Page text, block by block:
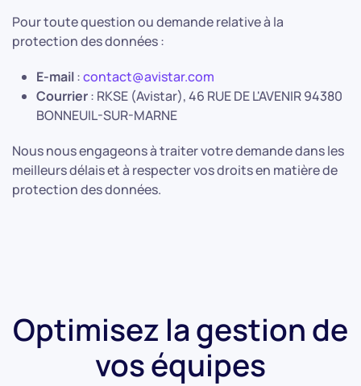
Pour toute question ou demande relative à la
protection des données :
E-mail:contact@avistar.com
Courrier: RKSE (Avistar), 46 RUE DE L'AVENIR 94380
BONNEUIL-SUR-MARNE
Nous nous engageons à traiter votre demande dans les
meilleurs délais et à respecter vos droits en matière de
protection des données.
Optimisez la gestion de
vos équipes